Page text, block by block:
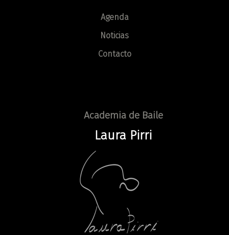
Agenda
Noticias
Contacto
Academia de Baile
Laura Pirri